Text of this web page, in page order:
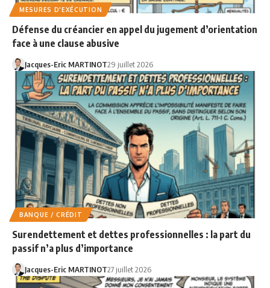
MESURES D'EXÉCUTION
Défense du créancier en appel du jugement d’orientation
face à une clause abusive
Jacques-Eric MARTINOT29 juillet 2026
BANQUE / CRÉDIT
Surendettement et dettes professionnelles : la part du
passif n’a plus d’importance
Jacques-Eric MARTINOT27 juillet 2026